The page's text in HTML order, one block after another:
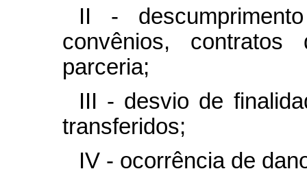
II -
convênios,
parceria;
III - desvio de
transferidos;
IV - ocorrência de